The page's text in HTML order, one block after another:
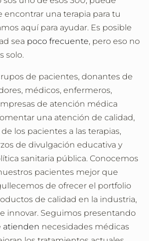
encontrar una terapia para tu
aquí para ayudar. Es posible
sea poco frecuente, pero eso no
solo.
de pacientes, donantes de
médicos, enfermeros,
de atención médica
una atención de calidad,
los pacientes a las terapias,
de divulgación educativa y
sanitaria pública. Conocemos
pacientes mejor que
de ofrecer el portfolio
de calidad en la industria,
innovar. Seguimos presentando
atienden necesidades médicas